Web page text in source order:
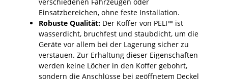
Einsatzbereichen, ohne feste Installation.
Robuste Qualität: Der Koffer von PELI™ ist
wasserdicht, bruchfest und staubdicht, um die
Geräte vor allem bei der Lagerung sicher zu
verstauen. Zur Erhaltung dieser Eigenschaften
werden keine Löcher in den Koffer gebohrt,
sondern die Anschlüsse bei geöffnetem Deckel